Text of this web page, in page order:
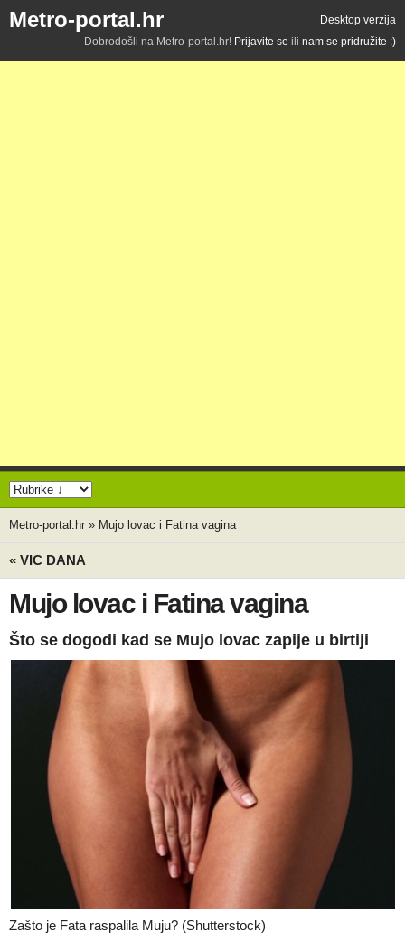
Metro-portal.hr
Desktop verzija
Dobrodošli na Metro-portal.hr! Prijavite se ili nam se pridružite :)
Metro-portal.hr » Mujo lovac i Fatina vagina
« VIC DANA
Mujo lovac i Fatina vagina
Što se dogodi kad se Mujo lovac zapije u birtiji
Zašto je Fata raspalila Muju? (Shutterstock)